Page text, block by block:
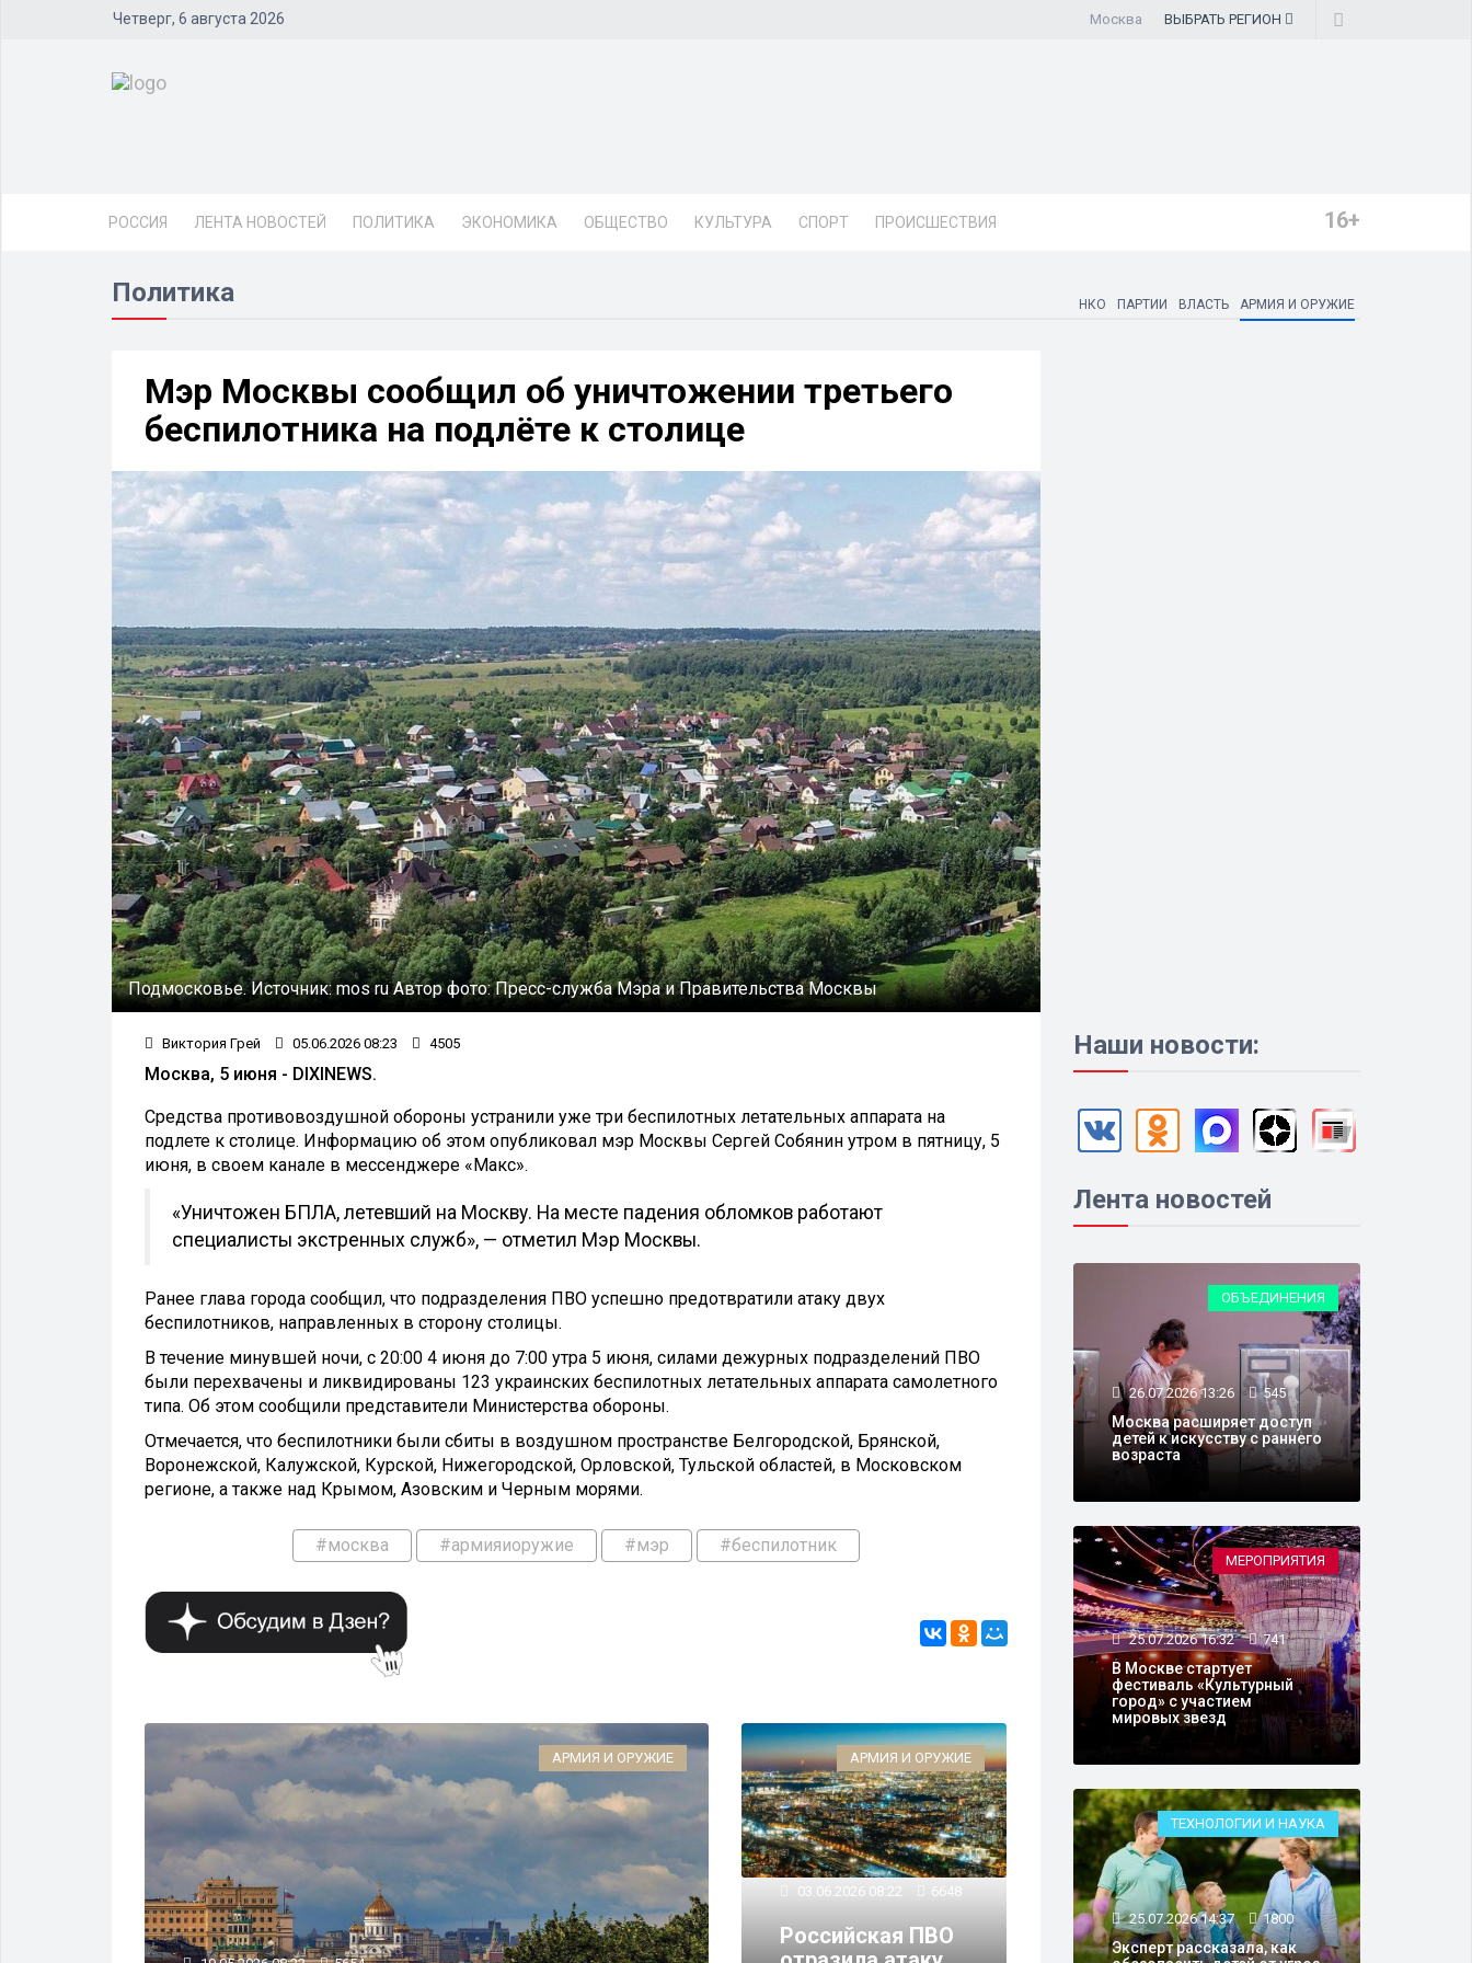
Четверг, 6 августа 2026 Москва ВЫБРАТЬ РЕГИОН
РОССИЯ ЛЕНТА НОВОСТЕЙ ПОЛИТИКА ЭКОНОМИКА ОБЩЕСТВО КУЛЬТУРА СПОРТ ПРОИСШЕСТВИЯ 16+
Политика НКО ПАРТИИ ВЛАСТЬ АРМИЯ И ОРУЖИЕ
Мэр Москвы сообщил об уничтожении третьего
беспилотника на подлёте к столице
Подмосковье.Источник: mos ruАвтор фото:Пресс-служба Мэра и Правительства Москвы
Виктория Грей 05.06.2026 08:23 4505
Москва, 5 июня - DIXINEWS.
Средства противовоздушной обороны устранили уже три беспилотных летательных аппарата на
подлете к столице. Информацию об этом опубликовал мэр Москвы Сергей Собянин утром в пятницу, 5
июня, в своем канале в мессенджере «Макс».
«Уничтожен БПЛА, летевший на Москву. На месте падения обломков работают
специалисты экстренных служб», — отметил Мэр Москвы.
Ранее глава города сообщил, что подразделения ПВО успешно предотвратили атаку двух
беспилотников, направленных в сторону столицы.
В течение минувшей ночи, с 20:00 4 июня до 7:00 утра 5 июня, силами дежурных подразделений ПВО
были перехвачены и ликвидированы 123 украинских беспилотных летательных аппарата самолетного
типа. Об этом сообщили представители Министерства обороны.
Отмечается, что беспилотники были сбиты в воздушном пространстве Белгородской, Брянской,
Воронежской, Калужской, Курской, Нижегородской, Орловской, Тульской областей, в Московском
регионе, а также над Крымом, Азовским и Черным морями.
#москва #армияиоружие #мэр #беспилотник
АРМИЯ И ОРУЖИЕ АРМИЯ И ОРУЖИЕ
03.06.2026 08:22 6648
Российская ПВО
Наши новости:
Лента новостей
ОБЪЕДИНЕНИЯ
26.07.2026 13:26 545
Москва расширяет доступ
детей к искусству с раннего
возраста
МЕРОПРИЯТИЯ
25.07.2026 16:32 741
В Москве стартует
фестиваль «Культурный
город» с участием
мировых звезд
ТЕХНОЛОГИИ И НАУКА
25.07.2026 14:37 1800
Эксперт рассказала, как